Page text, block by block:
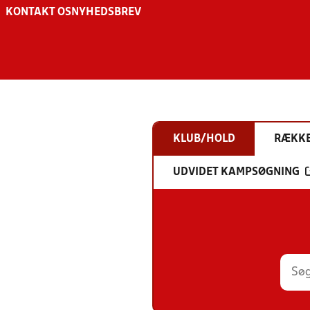
KONTAKT OS NYHEDSBREV
KLUB/HOLD
UDVIDET KAMPSØGNING